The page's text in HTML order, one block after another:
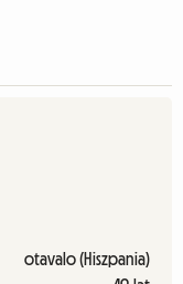
otavalo (Hiszpania)